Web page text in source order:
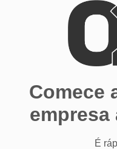
Comece
empresa
É